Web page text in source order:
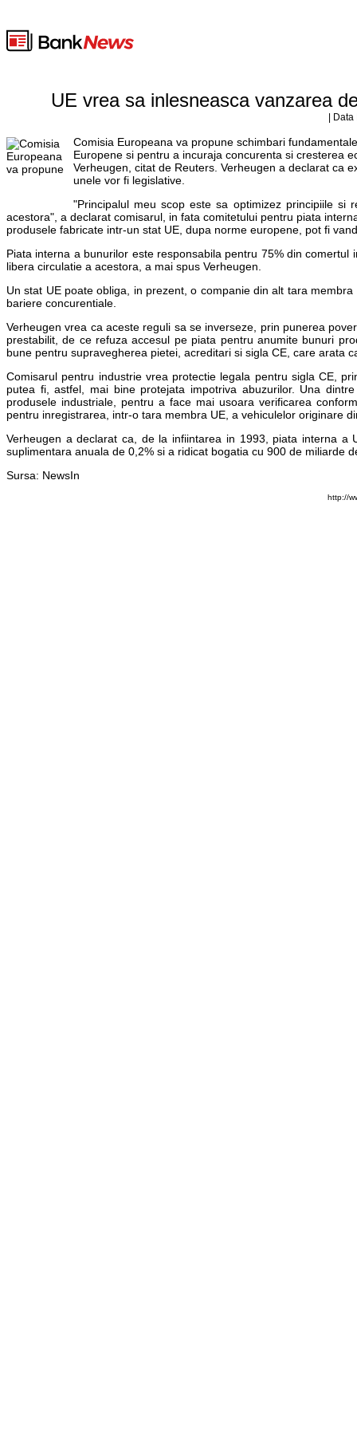
UE vrea sa inlesneasca vanzarea
|
Comisia Europeana va propune schimbari
Europene si pentru a incuraja concurenta si cresterea
Verheugen, citat de Reuters. Verheugen a declarat ca
unele vor fi legislative.
"Principalul meu scop este sa optimizez principiile si
acestora", a declarat comisarul, in fata comitetului pentru piata
produsele fabricate intr-un stat UE, dupa norme europene, pot fi
Piata interna a bunurilor este responsabila pentru 75% din
libera circulatie a acestora, a mai spus Verheugen.
Un stat UE poate obliga, in prezent, o companie din alt tara
bariere concurentiale.
Verheugen vrea ca aceste reguli sa se inverseze, prin punerea
prestabilit, de ce refuza accesul pe piata pentru anumite bunuri
bune pentru supravegherea pietei, acreditari si sigla CE, care arata
Comisarul pentru industrie vrea protectie legala pentru sigla CE,
putea fi, astfel, mai bine protejata impotriva abuzurilor. Una
produsele industriale, pentru a face mai usoara verificarea
pentru inregistrarea, intr-o tara membra UE, a vehiculelor originare
Verheugen a declarat ca, de la infiintarea in 1993, piata interna
suplimentara anuala de 0,2% si a ridicat bogatia cu 900 de miliarde
Sursa: NewsIn
http://